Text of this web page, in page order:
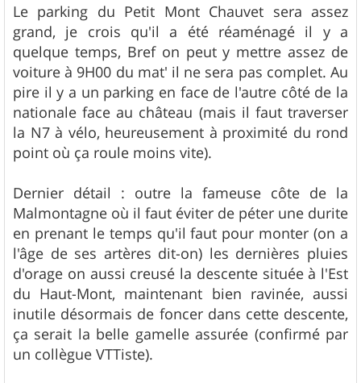
Le parking du Petit Mont Chauvet sera assez
grand, je crois qu'il a été réaménagé il y a
quelque temps, Bref on peut y mettre assez de
voiture à 9H00 du mat' il ne sera pas complet. Au
pire il y a un parking en face de l'autre côté de la
nationale face au château (mais il faut traverser
la N7 à vélo, heureusement à proximité du rond
point où ça roule moins vite).
Dernier détail : outre la fameuse côte de la
Malmontagne où il faut éviter de péter une durite
en prenant le temps qu'il faut pour monter (on a
l'âge de ses artères dit-on) les dernières pluies
d'orage on aussi creusé la descente située à l'Est
du Haut-Mont, maintenant bien ravinée, aussi
inutile désormais de foncer dans cette descente,
ça serait la belle gamelle assurée (confirmé par
un collègue VTTiste).